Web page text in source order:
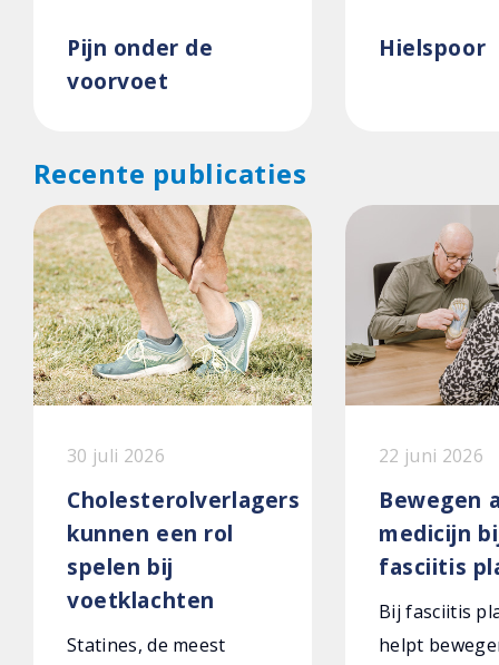
Pijn onder de
voorvoet
Hielspoor
Recente publicaties
30 juli 2026
Cholesterolverlagers
kunnen een rol
spelen bij
voetklachten
Statines, de meest
22 juni 2026
Bewegen
medicijn
fasciitis
Bij fasciitis
helpt